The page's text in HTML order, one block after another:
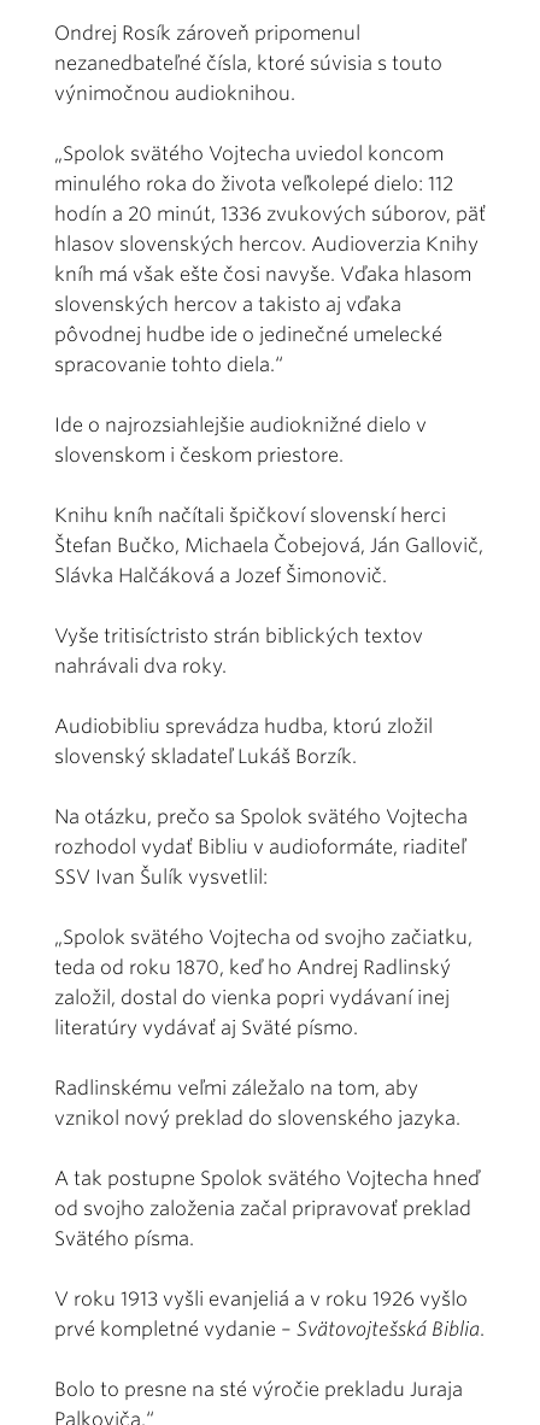
Ondrej Rosík zároveň pripomenul
nezanedbateľné čísla, ktoré súvisia s touto
výnimočnou audioknihou.
„Spolok svätého Vojtecha uviedol koncom
minulého roka do života veľkolepé dielo: 112
hodín a 20 minút, 1336 zvukových súborov, päť
hlasov slovenských hercov. Audioverzia Knihy
kníh má však ešte čosi navyše. Vďaka hlasom
slovenských hercov a takisto aj vďaka
pôvodnej hudbe ide o jedinečné umelecké
spracovanie tohto diela.“
Ide o najrozsiahlejšie audioknižné dielo v
slovenskom i českom priestore.
Knihu kníh načítali špičkoví slovenskí herci
Štefan Bučko, Michaela Čobejová, Ján Gallovič,
Slávka Halčáková a Jozef Šimonovič.
Vyše tritisíctristo strán biblických textov
nahrávali dva roky.
Audiobibliu sprevádza hudba, ktorú zložil
slovenský skladateľ Lukáš Borzík.
Na otázku, prečo sa Spolok svätého Vojtecha
rozhodol vydať Bibliu v audioformáte, riaditeľ
SSV Ivan Šulík vysvetlil:
„Spolok svätého Vojtecha od svojho začiatku,
teda od roku 1870, keď ho Andrej Radlinský
založil, dostal do vienka popri vydávaní inej
literatúry vydávať aj Sväté písmo.
Radlinskému veľmi záležalo na tom, aby
vznikol nový preklad do slovenského jazyka.
A tak postupne Spolok svätého Vojtecha hneď
od svojho založenia začal pripravovať preklad
Svätého písma.
V roku 1913 vyšli evanjeliá a v roku 1926 vyšlo
prvé kompletné vydanie – Svätovojtešská Biblia.
Bolo to presne na sté výročie prekladu Juraja
Palkoviča.“